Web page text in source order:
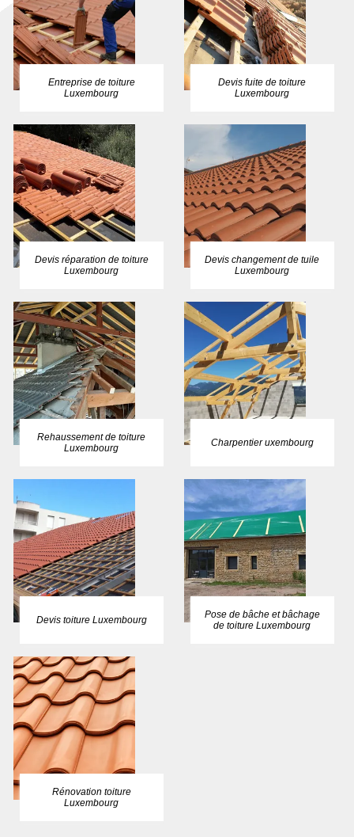
Entreprise de toiture
Luxembourg
Devis fuite de toiture
Luxembourg
Devis réparation de toiture
Luxembourg
Devis changement de tuile
Luxembourg
Rehaussement de toiture
Luxembourg
Charpentier uxembourg
Devis toiture Luxembourg
Pose de bâche et bâchage
de toiture Luxembourg
Rénovation toiture
Luxembourg